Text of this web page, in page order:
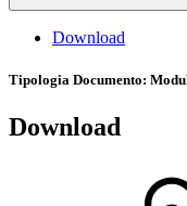
Download
Tipologia Documento:
Download